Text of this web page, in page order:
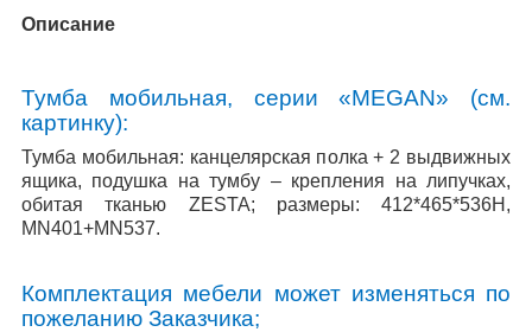
Описание
Тумба мобильная, серии «MEGAN» (см.
картинку):
Тумба мобильная: канцелярская полка + 2 выдвижных
ящика, подушка на тумбу – крепления на липучках,
обитая тканью ZESTA; размеры: 412*465*536Н,
MN401+MN537.
Комплектация мебели может изменяться по
пожеланию Заказчика;